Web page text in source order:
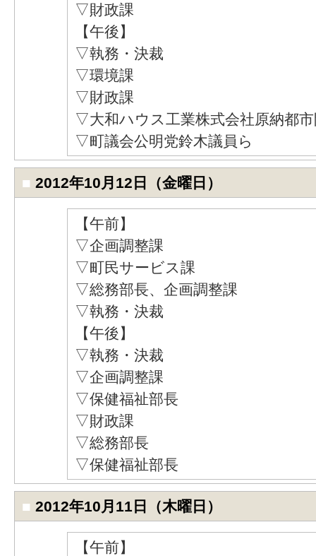
▽財政課
【午後】
▽執務・決裁
▽環境課
▽財政課
▽大和ハウス工業株式会社原納都
▽町議会公明党鈴木議員ら
■ 2012年10月12日（金曜日）
【午前】
▽企画調整課
▽町民サービス課
▽総務部長、企画調整課
▽執務・決裁
【午後】
▽執務・決裁
▽企画調整課
▽保健福祉部長
▽財政課
▽総務部長
▽保健福祉部長
■ 2012年10月11日（木曜日）
【午前】